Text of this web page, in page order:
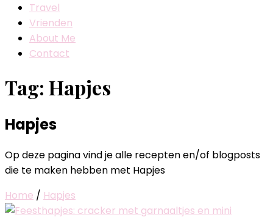
Travel
Vrienden
About Me
Contact
Tag: Hapjes
Hapjes
Op deze pagina vind je alle recepten en/of blogposts
die te maken hebben met Hapjes
Home / Hapjes